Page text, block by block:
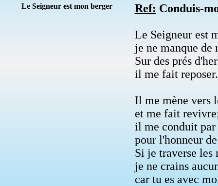
Le Seigneur est mon berger Ref: Conduis-
Le Seigneur est
je ne manque de
Sur des prés
il me fait reposer.
Il me mène vers
et me fait
il me conduit
pour l'honneur
Si je traverse les
je ne crains
car tu es avec